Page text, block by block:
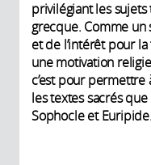
privilégiant les
grecque. Comme
et de l’intérêt pour
une motivation
c’est pour
les textes sacrés
Sophocle et Euripide.